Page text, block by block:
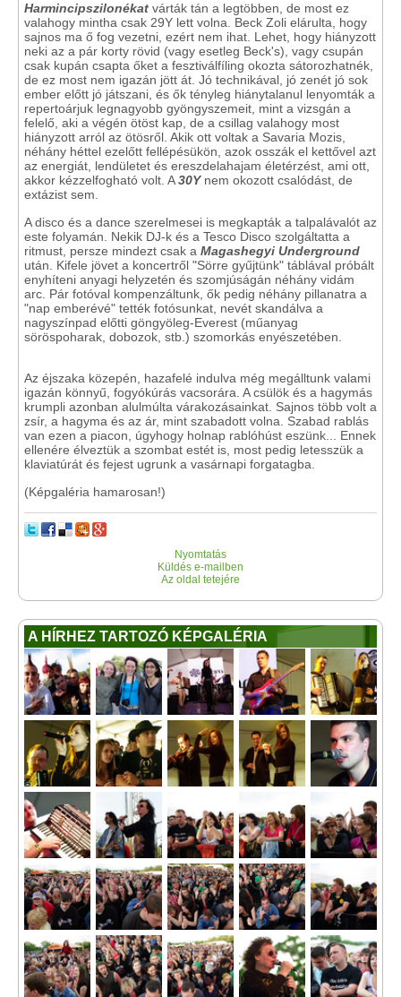
Harmincipszilonékat várták tán a legtöbben, de most ez
valahogy mintha csak 29Y lett volna. Beck Zoli elárulta, hogy
sajnos ma ő fog vezetni, ezért nem ihat. Lehet, hogy hiányzott
neki az a pár korty rövid (vagy esetleg Beck's), vagy csupán
csak kupán csapta őket a fesztiválfíling okozta sátorozhatnék,
de ez most nem igazán jött át. Jó technikával, jó zenét jó sok
ember előtt jó játszani, és ők tényleg hiánytalanul lenyomták a
repertoárjuk legnagyobb gyöngyszemeit, mint a vizsgán a
felelő, aki a végén ötöst kap, de a csillag valahogy most
hiányzott arról az ötösről. Akik ott voltak a Savaria Mozis,
néhány héttel ezelőtt fellépésükön, azok osszák el kettővel azt
az energiát, lendületet és ereszdelahajam életérzést, ami ott,
akkor kézzelfogható volt. A30Ynem okozott csalódást, de
extázist sem.
A disco és a dance szerelmesei is megkapták a talpalávalót az
este folyamán. Nekik DJ-k és a Tesco Disco szolgáltatta a
ritmust, persze mindezt csak a Magashegyi Underground
után. Kifele jövet a koncertről "Sörre gyűjtünk" táblával próbált
enyhíteni anyagi helyzetén és szomjúságán néhány vidám
arc. Pár fotóval kompenzáltunk, ők pedig néhány pillanatra a
"nap emberévé" tették fotósunkat, nevét skandálva a
nagyszínpad előtti göngyöleg-Everest (műanyag
söröspoharak, dobozok, stb.) szomorkás enyészetében.
Az éjszaka közepén, hazafelé indulva még megálltunk valami
igazán könnyű, fogyókúrás vacsorára. A csülök és a hagymás
krumpli azonban alulmúlta várakozásainkat. Sajnos több volt a
zsír, a hagyma és az ár, mint szabadott volna. Szabad rablás
van ezen a piacon, úgyhogy holnap rablóhúst eszünk... Ennek
ellenére élveztük a szombat estét is, most pedig letesszük a
klaviatúrát és fejest ugrunk a vasárnapi forgatagba.
(Képgaléria hamarosan!)
Nyomtatás
Küldés e-mailben
Az oldal tetejére
A HÍRHEZ TARTOZÓ KÉPGALÉRIA